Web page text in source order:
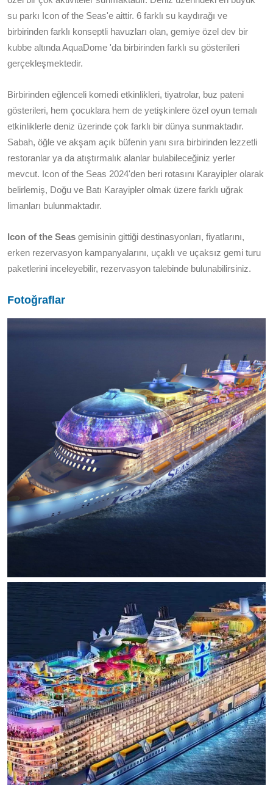
su parkı Icon of the Seas'e aittir. 6 farklı su kaydırağı ve
birbirinden farklı konseptli havuzları olan, gemiye özel dev bir
kubbe altında AquaDome 'da birbirinden farklı su gösterileri
gerçekleşmektedir.
Birbirinden eğlenceli komedi etkinlikleri, tiyatrolar, buz pateni
gösterileri, hem çocuklara hem de yetişkinlere özel oyun temalı
etkinliklerle deniz üzerinde çok farklı bir dünya sunmaktadır.
Sabah, öğle ve akşam açık büfenin yanı sıra birbirinden lezzetli
restoranlar ya da atıştırmalık alanlar bulabileceğiniz yerler
mevcut. Icon of the Seas 2024'den beri rotasını Karayipler olarak
belirlemiş, Doğu ve Batı Karayipler olmak üzere farklı uğrak
limanları bulunmaktadır.
Icon of the Seas gemisinin gittiği destinasyonları, fiyatlarını,
erken rezervasyon kampanyalarını, uçaklı ve uçaksız gemi turu
paketlerini inceleyebilir, rezervasyon talebinde bulunabilirsiniz.
Fotoğraflar